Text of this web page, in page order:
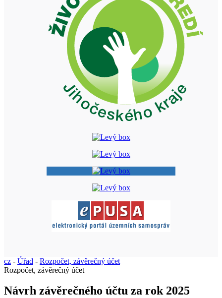
cz - Úřad - Rozpočet, závěrečný účet
Rozpočet, závěrečný účet
Návrh závěrečného účtu za rok 2025